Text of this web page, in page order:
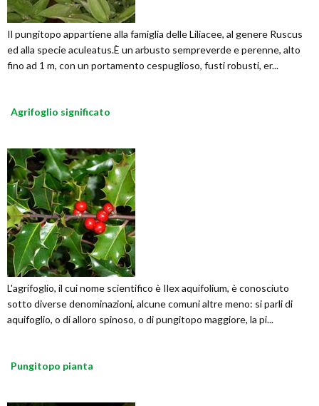
Il pungitopo appartiene alla famiglia delle Liliacee, al genere Ruscus
ed alla specie aculeatus.È un arbusto sempreverde e perenne, alto
fino ad 1 m, con un portamento cespuglioso, fusti robusti, er...
Agrifoglio significato
L'agrifoglio, il cui nome scientifico è Ilex aquifolium, è conosciuto
sotto diverse denominazioni, alcune comuni altre meno: si parli di
aquifoglio, o di alloro spinoso, o di pungitopo maggiore, la pi...
Pungitopo pianta